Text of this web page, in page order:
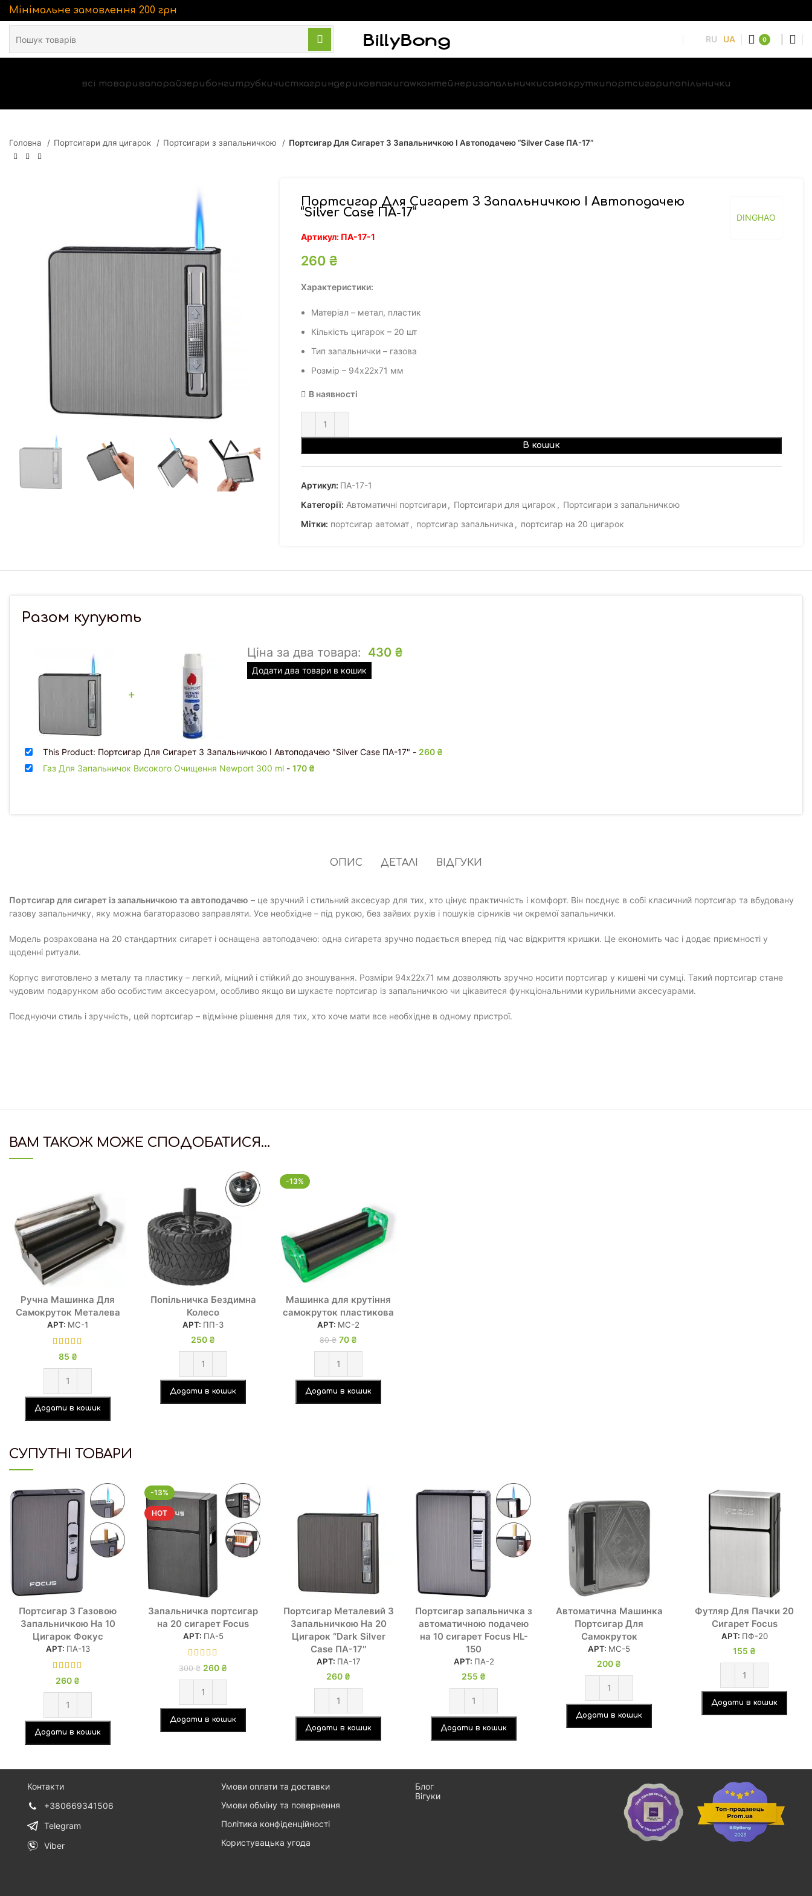
Мінімальне замовлення 200 грн
RU UA 0
всі товари вапорайзерибонги трубкичисткагриндери ковпаки rawконтейнеризапальничкисамокрутки портсигари попільнички
Головна Портсигари для цигарок Портсигари з запальничкою Портсигар Для Сигарет З Запальничкою І Автоподачею “Silver Case ПА-17”
DINGHAO
Портсигар Для Сигарет З Запальничкою І Автоподачею
“Silver Case ПА-17”
Артикул: ПА-17-1
260 ₴
Характеристики:
Матеріал – метал, пластик
Кількість цигарок – 20 шт
Тип запальнички – газова
Розмір – 94х22х71 мм
В наявності
В кошик
Артикул: ПА-17-1
Категорії: Автоматичні портсигари, Портсигари для цигарок , Портсигари з запальничкою
Мітки: портсигар автомат, портсигар запальничка , портсигар на 20 цигарок
ОПИС ДЕТАЛІ ВІДГУКИ
Портсигар для сигарет із запальничкою та автоподачею – це зручний і стильний аксесуар для тих, хто цінує практичність і комфорт. Він поєднує в собі класичний портсигар та вбудовану
газову запальничку, яку можна багаторазово заправляти. Усе необхідне – під рукою, без зайвих рухів і пошуків сірників чи окремої запальнички.
Модель розрахована на 20 стандартних сигарет і оснащена автоподачею: одна сигарета зручно подається вперед під час відкриття кришки. Це економить час і додає приємності у
щоденні ритуали.
Корпус виготовлено з металу та пластику – легкий, міцний і стійкий до зношування. Розміри 94х22х71 мм дозволяють зручно носити портсигар у кишені чи сумці. Такий портсигар стане
чудовим подарунком або особистим аксесуаром, особливо якщо ви шукаєте портсигар із запальничкою чи цікавитеся функціональними курильними аксесуарами.
Поєднуючи стиль і зручність, цей портсигар – відмінне рішення для тих, хто хоче мати все необхідне в одному пристрої.
Разом купують
+
Ціна за два товара: 430 ₴
Додати два товари в кошик
This Product: Портсигар Для Сигарет З Запальничкою І Автоподачею "Silver Case ПА-17" - 260 ₴
Газ Для Запальничок Високого Очищення Newport 300 ml - 170 ₴
ВАМ ТАКОЖ МОЖЕ СПОДОБАТИСЯ…
Ручна Машинка Для
Самокруток Металева
АРТ: МС-1
85 ₴
Додати в кошик
Попільничка Бездимна
Колесо
АРТ: ПП-3
250 ₴
Додати в кошик
-13%
Машинка для крутіння
самокруток пластикова
АРТ: МС-2
80₴
Оригінальна
ціна: 80 ₴.
70 ₴
ціна: 70 ₴.
Додати в кошик
СУПУТНІ ТОВАРИ
Портсигар З Газовою
Запальничкою На 10
Цигарок Фокус
АРТ: ПА-13
260 ₴
Додати в кошик
-13%
HOT
Запальничка портсигар
на 20 сигарет Focus
АРТ: ПА-5
300₴
Оригінальна
ціна: 300 ₴.
260 ₴
Додати в кошик
Портсигар Металевий З
Запальничкою На 20
Цигарок “Dark Silver
Case ПА-17″
АРТ: ПА-17
260 ₴
Додати в кошик
Портсигар запальничка з
автоматичною подачею
на 10 сигарет Focus HL-
150
АРТ: ПА-2
255 ₴
Додати в кошик
Автоматична Машинка
Портсигар Для
Самокруток
АРТ: МС-5
200 ₴
Додати в кошик
Футляр Для Пачки 20
Сигарет Focus
АРТ: ПФ-20
155 ₴
Додати в кошик
Контакти
+380669341506
Telegram
Viber
Умови оплати та доставки
Умови обміну та повернення
Політика конфіденційності
Користувацька угода
Блог
Вігуки